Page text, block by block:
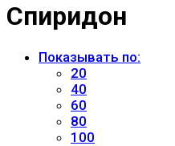
Спиридон
Показывать по:
20
40
60
80
100